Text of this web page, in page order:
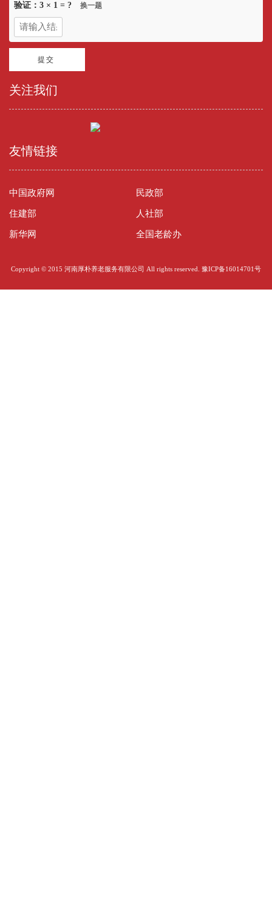
验证： 3 × 1 = ? 换一题
关注我们
友情链接
中国政府网 民政部
住建部 人社部
新华网 全国老龄办
Copyright © 2015 河南厚朴养老服务有限公司 All rights reserved. 豫ICP备16014701号